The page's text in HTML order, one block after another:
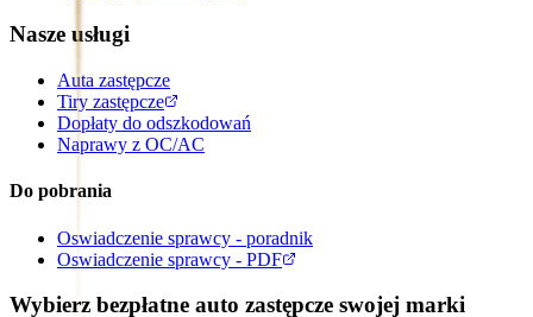
Nasze usługi
Auta zastępcze
Tiry zastępcze
Dopłaty do odszkodowań
Naprawy z OC/AC
Do pobrania
Oswiadczenie sprawcy - poradnik
Oswiadczenie sprawcy - PDF
Wybierz bezpłatne auto zastępcze swojej marki